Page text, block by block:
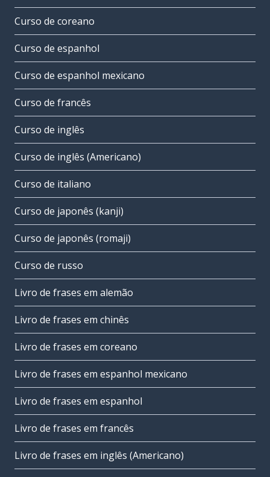
Curso de coreano
Curso de espanhol
Curso de espanhol mexicano
Curso de francês
Curso de inglês
Curso de inglês (Americano)
Curso de italiano
Curso de japonês (kanji)
Curso de japonês (romaji)
Curso de russo
Livro de frases em alemão
Livro de frases em chinês
Livro de frases em coreano
Livro de frases em espanhol mexicano
Livro de frases em espanhol
Livro de frases em francês
Livro de frases em inglês (Americano)